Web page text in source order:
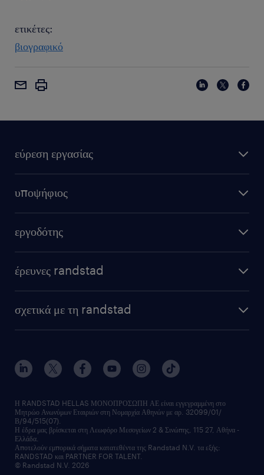
ετικέτες:
βιογραφικό
εύρεση εργασίας
υποψήφιος
εργοδότης
έρευνες randstad
σχετικά με τη randstad
Η RANDSTAD HELLAS ΜΟΝΟΠΡΟΣΩΠΗ ΑΕ είναι εγγεγραμμένη στο
Μητρώο Ανωνύμων Εταιριών στη Νομαρχία Αθηνών με αρ. 32099/01/
Β/94/515(07).
Η έδρα μας βρίσκεται στη Λεωφόρο Μεσογείων 2 & Σινώπης, 115 27, Αθήνα -
Ελλάδα.
Αποτελούν εμπορικά σήματα κατατεθέντα της Randstad N.V. τα εξής:
RANDSTAD και PARTNER FOR TALENT.
© Randstad N.V. 2026